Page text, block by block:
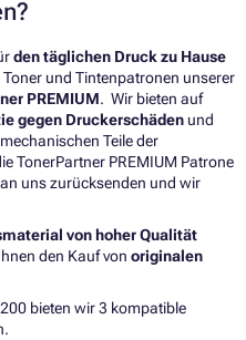
den täglichen Druck zu Hause
und Tintenpatronen unserer
PREMIUM. Wir bieten auf
gegen Druckerschäden und
Teile der
TonerPartner PREMIUM Patrone
uns zurücksenden und wir
von hoher Qualität
den Kauf von originalen
bieten wir 3 kompatible